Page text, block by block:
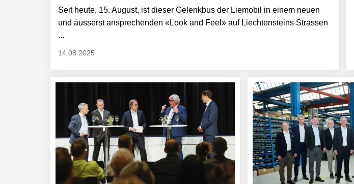
Seit heute, 15. August, ist dieser Gelenkbus der Liemobil in einem neuen
und äusserst ansprechenden «Look and Feel» auf Liechtensteins Strassen
...
14.08.2025